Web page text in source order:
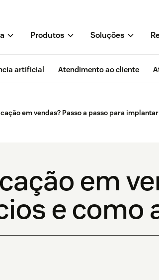
Produtos Soluções
artificial Atendimento ao cliente
em vendas? Passo a passo para implantar
em
e como